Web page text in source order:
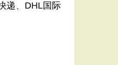
递、 DHL国际